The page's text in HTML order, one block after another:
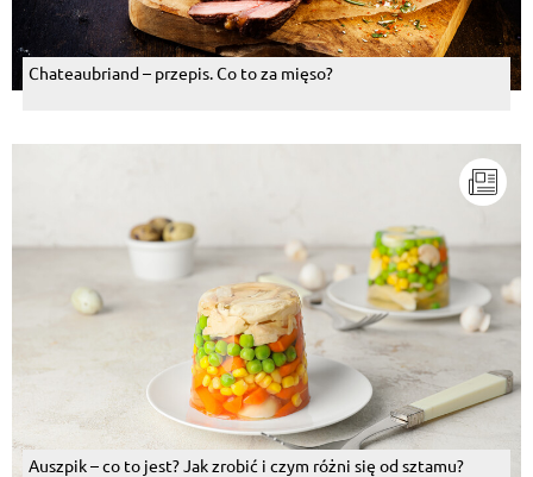
Chateaubriand – przepis. Co to za mięso?
Auszpik – co to jest? Jak zrobić i czym różni się od sztamu?